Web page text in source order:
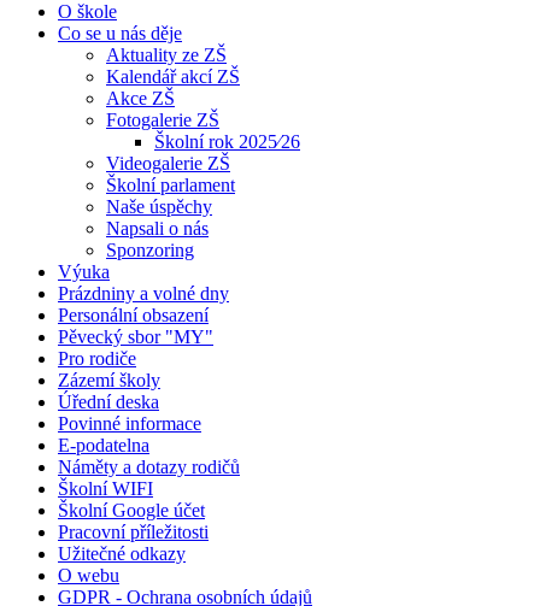
O škole
Co se u nás děje
Aktuality ze ZŠ
Kalendář akcí ZŠ
Akce ZŠ
Fotogalerie ZŠ
Školní rok 2025⁄26
Videogalerie ZŠ
Školní parlament
Naše úspěchy
Napsali o nás
Sponzoring
Výuka
Prázdniny a volné dny
Personální obsazení
Pěvecký sbor "MY"
Pro rodiče
Zázemí školy
Úřední deska
Povinné informace
E-podatelna
Náměty a dotazy rodičů
Školní WIFI
Školní Google účet
Pracovní příležitosti
Užitečné odkazy
O webu
GDPR - Ochrana osobních údajů